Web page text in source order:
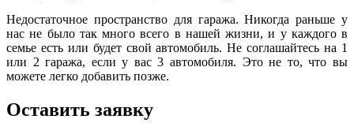
Недостаточное пространство для гаража. Никогда раньше у
нас не было так много всего в нашей жизни, и у каждого в
семье есть или будет свой автомобиль. Не соглашайтесь на 1
или 2 гаража, если у вас 3 автомобиля. Это не то, что вы
можете легко добавить позже.
Оставить заявку